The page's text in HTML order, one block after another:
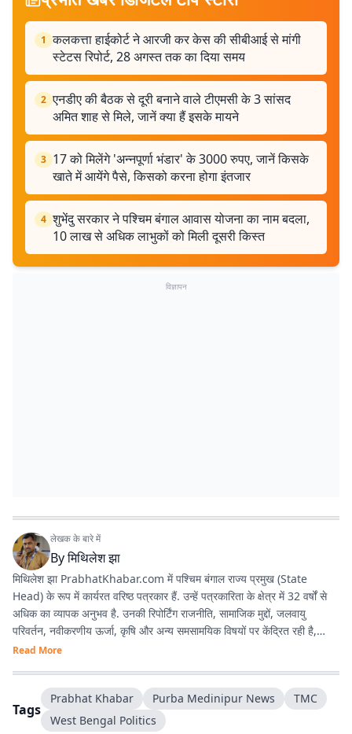
1 कलकत्ता हाईकोर्ट ने आरजी कर केस की सीबीआई से मांगी
स्टेटस रिपोर्ट, 28 अगस्त तक का दिया समय
2 एनडीए की बैठक से दूरी बनाने वाले टीएमसी के 3 सांसद
अमित शाह से मिले, जानें क्या हैं इसके मायने
3 17 को मिलेंगे 'अन्नपूर्णा भंडार' के 3000 रुपए, जानें किसके
खाते में आयेंगे पैसे, किसको करना होगा इंतजार
4 शुभेंदु सरकार ने पश्चिम बंगाल आवास योजना का नाम बदला,
10 लाख से अधिक लाभुकों को मिली दूसरी किस्त
विज्ञापन
लेखक के बारे में
Byमिथिलेश झा
मिथिलेश झा PrabhatKhabar.com में पश्चिम बंगाल राज्य प्रमुख (State
Head) के रूप में कार्यरत वरिष्ठ पत्रकार हैं. उन्हें पत्रकारिता के क्षेत्र में 32 वर्षों से
अधिक का व्यापक अनुभव है. उनकी रिपोर्टिंग राजनीति, सामाजिक मुद्दों, जलवायु
परिवर्तन, नवीकरणीय ऊर्जा, कृषि और अन्य समसामयिक विषयों पर केंद्रित रही है,
जिससे वे क्षेत्रीय पत्रकारिता में एक विश्वसनीय और प्रामाणिक पत्रकार के रूप में
(prabhatkhabar.com) में पश्चिम बंगाल के स्टेट हेड की भूमिका में हैं. वे डिजिटल
न्यूज कवर करते हैं. तथ्यात्मक और जनहित से जुड़ी पत्रकारिता को प्राथमिकता देते हैं.
Read More
Tags
Prabhat Khabar Purba Medinipur News
TMC
West Bengal Politics